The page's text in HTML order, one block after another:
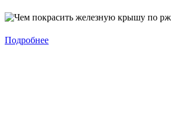
Подробнее